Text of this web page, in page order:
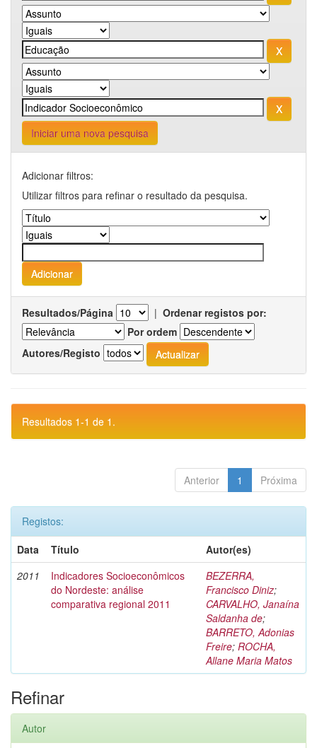
Iniciar uma nova pesquisa
Adicionar filtros:
Utilizar filtros para refinar o resultado da pesquisa.
Resultados/Página | Ordenar registos por:
Por ordem
Autores/Registo
Resultados 1-1 de 1.
Anterior 1 Próxima
Registos:
Data
Título
Autor(es)
2011
Indicadores Socioeconômicos
do Nordeste: análise
comparativa regional 2011
BEZERRA,
Francisco Diniz;
CARVALHO, Janaína
Saldanha de;
BARRETO, Adonias
Freire; ROCHA,
Allane Maria Matos
Refinar
Autor